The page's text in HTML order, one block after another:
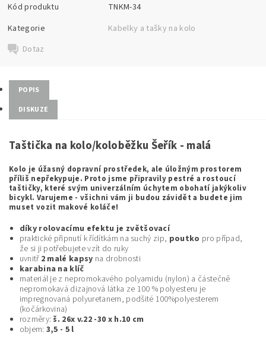
Kód produktu
TNKM-34
Kategorie
Kabelky a tašky na kolo
Dotaz
POPIS
DISKUZE
Taštička na kolo/koloběžku Šeřík - malá
Kolo je úžasný dopravní prostředek, ale úložným prostorem
příliš nepřekypuje. Proto jsme připravily pestré a rostoucí
taštičky, které svým univerzálním úchytem obohatí jakýkoliv
bicykl. Varujeme - všichni vám ji budou závidět a budete jim
muset vozit makové koláče!
díky rolovacímu efektu je zvětšovací
praktické připnutí k řídítkám na suchý zip, poutko pro případ,
že si ji potřebujete vzít do ruky
uvnitř2 malé kapsy na drobnosti
karabina na klíč
materiál je z nepromokavého polyamidu (nylon) a částečně
nepromokavá dizajnová látka ze 100 % polyesteru je
impregnovaná polyuretanem, podšité 100%polyesterem
(kočárkovina)
rozměry: š. 26x v.22 -30 x h.10 cm
objem: 3,5 - 5 l